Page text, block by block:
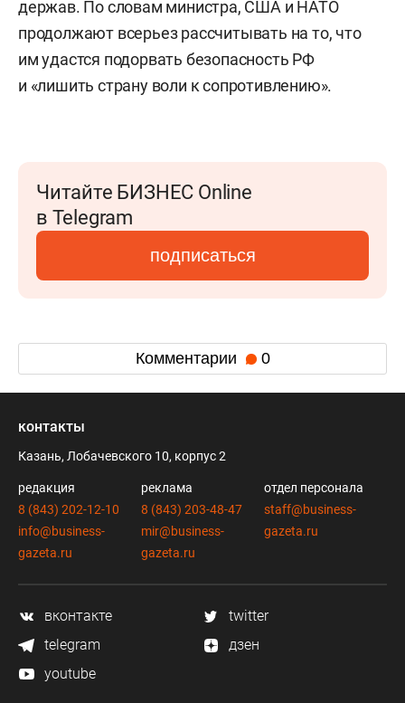
держав. По словам министра, США и НАТО
продолжают всерьез рассчитывать на то, что
им удастся подорвать безопасность РФ
и «лишить страну воли к сопротивлению».
Читайте БИЗНЕС Online
в Telegram
подписаться
Комментарии 0
контакты
Казань, Лобачевского 10, корпус 2
редакция
8 (843) 202-12-10
info@business-
gazeta.ru
реклама
8 (843) 203-48-47
mir@business-
gazeta.ru
отдел персонала
staff@business-
gazeta.ru
вконтакте
twitter
telegram
дзен
youtube